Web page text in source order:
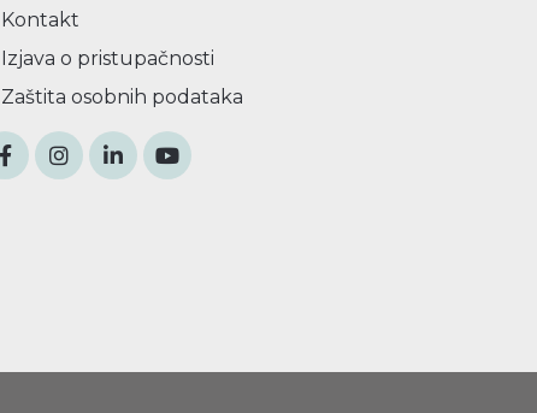
Kontakt
Izjava o pristupačnosti
Zaštita osobnih podataka